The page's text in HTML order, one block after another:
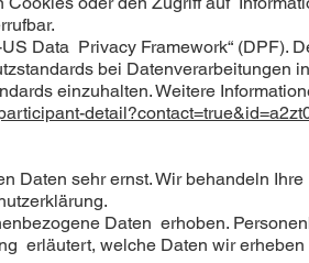
Data Privacy Framework“
bei Datenverarbeitungen
einzuhalten. Weitere
Daten sehr ernst. Wir behandeln
Daten erhoben.
erläutert, welche Daten wir